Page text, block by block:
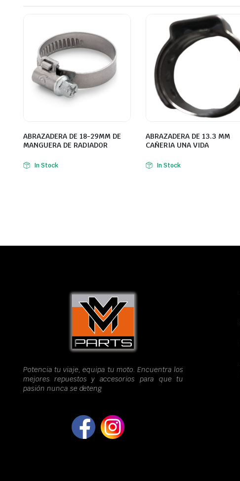
ABRAZADERA DE 18-29MM DE
MANGUERA DE RADIADOR
In Stock
ABRAZADERA DE 13.3 MM
CAÑERIA UNA VIDA
In Stock
Potencia tu viaje, equipa tu moto. Encuentra los
mejores repuestos y accesorios para que tu
pasión nunca se deteng